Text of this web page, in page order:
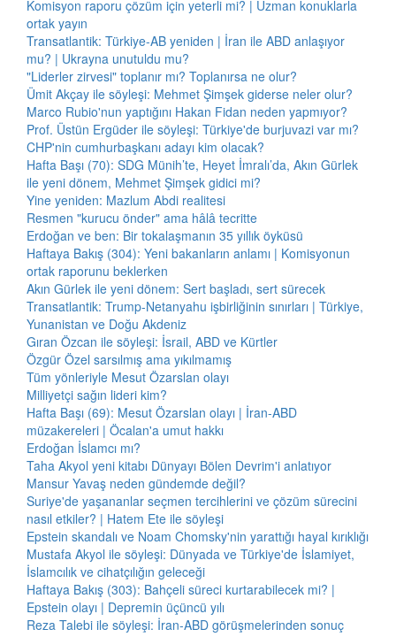
Komisyon raporu çözüm için yeterli mi? | Uzman konuklarla
ortak yayın
Transatlantik: Türkiye-AB yeniden | İran ile ABD anlaşıyor
mu? | Ukrayna unutuldu mu?
"Liderler zirvesi" toplanır mı? Toplanırsa ne olur?
Ümit Akçay ile söyleşi: Mehmet Şimşek giderse neler olur?
Marco Rubio'nun yaptığını Hakan Fidan neden yapmıyor?
Prof. Üstün Ergüder ile söyleşi: Türkiye'de burjuvazi var mı?
CHP'nin cumhurbaşkanı adayı kim olacak?
Hafta Başı (70): SDG Münih’te, Heyet İmralı’da, Akın Gürlek
ile yeni dönem, Mehmet Şimşek gidici mi?
Yine yeniden: Mazlum Abdi realitesi
Resmen "kurucu önder" ama hâlâ tecritte
Erdoğan ve ben: Bir tokalaşmanın 35 yıllık öyküsü
Haftaya Bakış (304): Yeni bakanların anlamı | Komisyonun
ortak raporunu beklerken
Akın Gürlek ile yeni dönem: Sert başladı, sert sürecek
Transatlantik: Trump-Netanyahu işbirliğinin sınırları | Türkiye,
Yunanistan ve Doğu Akdeniz
Gıran Özcan ile söyleşi: İsrail, ABD ve Kürtler
Özgür Özel sarsılmış ama yıkılmamış
Tüm yönleriyle Mesut Özarslan olayı
Milliyetçi sağın lideri kim?
Hafta Başı (69): Mesut Özarslan olayı | İran-ABD
müzakereleri | Öcalan'a umut hakkı
Erdoğan İslamcı mı?
Taha Akyol yeni kitabı Dünyayı Bölen Devrim'i anlatıyor
Mansur Yavaş neden gündemde değil?
Suriye'de yaşananlar seçmen tercihlerini ve çözüm sürecini
nasıl etkiler? | Hatem Ete ile söyleşi
Epstein skandalı ve Noam Chomsky'nin yarattığı hayal kırıklığı
Mustafa Akyol ile söyleşi: Dünyada ve Türkiye'de İslamiyet,
İslamcılık ve cihatçılığın geleceği
Haftaya Bakış (303): Bahçeli süreci kurtarabilecek mi? |
Epstein olayı | Depremin üçüncü yılı
Reza Talebi ile söyleşi: İran-ABD görüşmelerinden sonuç